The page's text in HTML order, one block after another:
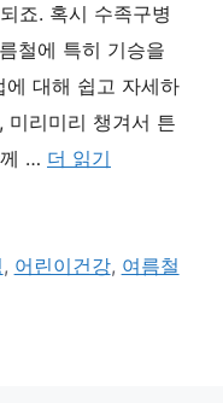
죠. 혹시 수족구병
철에 특히 기승을
에 대해 쉽고 자세하
미리미리 챙겨서 튼
… 더 읽기
, 어린이건강, 여름철